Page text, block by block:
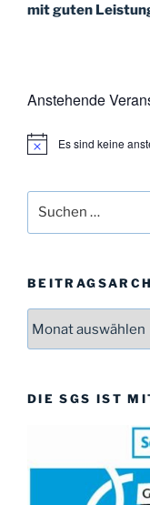
mit guten
Anstehende
H
w
s
Es sind keine
nach:
DIE SGS IST